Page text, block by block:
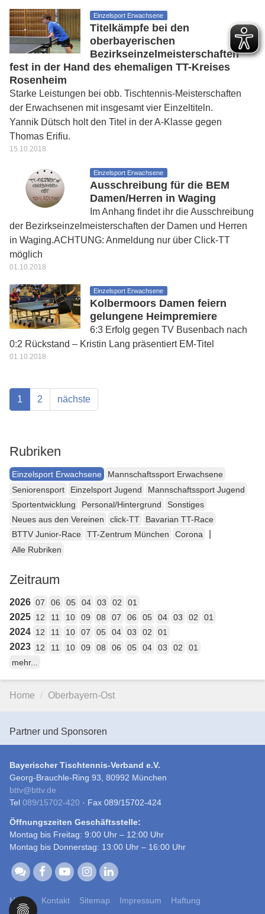
Einzelsport Erwachsene
Titelkämpfe bei den
oberbayerischen
Bezirkseinzelmeisterschaften
fest in der Hand des ehemaligen TT-Kreises
Rosenheim
Starke Leistungen bei obb. Tischtennis-Meisterschaften
der Erwachsenen mit insgesamt vier Einzeltiteln.
Yannik Dütsch holt den Titel in der A-Klasse gegen
Thomas Erifiu.
15.10.2018
Einzelsport Erwachsene
Ausschreibung für die BEM
Damen/Herren in Waging
Im Anhang findet ihr die Ausschreibung
der Bezirkseinzelmeisterschaften der Damen und Herren
in Waging.ACHTUNG: Anmeldung nur über Click-TT
möglich
01.10.2018
Einzelsport Erwachsene
Kolbermoors Damen feiern
gelungene Heimpremiere
6:3 Erfolg gegen TV Busenbach nach
0:2 Rückstand – Kristin Lang präsentiert EM-Titel
01.10.2018
1 2 nächste
Rubriken
Einzelsport Erwachsene
Mannschaftssport Erwachsene
Seniorensport
Einzelsport Jugend
Mannschaftssport Jugend
Sportentwicklung
Personal/Hintergrund
Sonstiges
Neues aus den Vereinen
click-TT
Bavarian TT-Race
BTTV Junior-Race
TT-Zentrum München Corona
Alle Rubriken
Zeitraum
2026 07 06 05 04 03 02 01
2025 12 11 10 09 08 07 06 05 04 03 02 01
2024 12 11 10 07 05 04 03 02 01
2023 12 11 10 09 08 06 05 04 03 02
01
mehr...
Home Oberbayern-Ost
Partner und Sponsoren
Bayerischer Tischtennis-Verband e.V.
Georg-Brauchle-Ring 93, 80992 München
bttv@bttv.de
Tel 089/15702-420 · Fax 089/15702-424
Öffnungszeiten Geschäftsstelle:
Montag bis Freitag: 9:00 Uhr – 12:00 Uhr
Montag bis Donnerstag: 13:00 Uhr – 16:00 Uhr
Home Kontakt Sitemap Impressum Haftung